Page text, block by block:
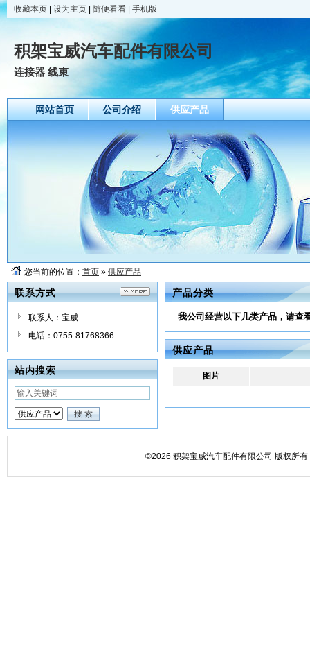
收藏本页 设为主页 随便看看 手机版
积架宝威汽车配件有限公司
连接器 线束
网站首页 公司介绍 供应产品
您当前的位置： 首页 » 供应产品
联系方式
联系人：宝威
电话：0755-81768366
站内搜索
产品分类
我公司经营以下几类产品，请查
供应产品
图片
©2026 积架宝威汽车配件有限公司 版权所